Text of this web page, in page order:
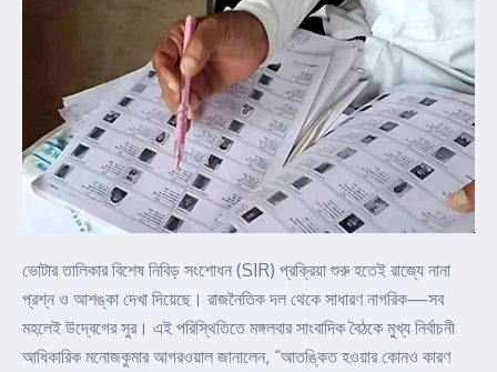
ভোটার তালিকার বিশেষ নিবিড় সংশোধন (SIR) প্রক্রিয়া শুরু হতেই রাজ্যে নানা
প্রশ্ন ও আশঙ্কা দেখা দিয়েছে। রাজনৈতিক দল থেকে সাধারণ নাগরিক—সব
মহলেই উদ্বেগের সুর। এই পরিস্থিতিতে মঙ্গলবার সাংবাদিক বৈঠকে মুখ্য নির্বাচনী
আধিকারিক মনোজকুমার আগরওয়াল জানালেন, “আতঙ্কিত হওয়ার কোনও কারণ